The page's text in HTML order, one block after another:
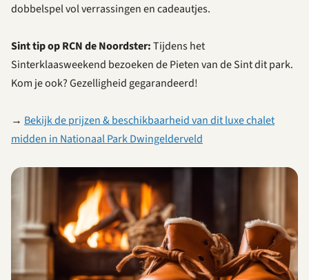
dobbelspel vol verrassingen en cadeautjes.
Sint tip op RCN de Noordster:Tijdens het
Sinterklaasweekend bezoeken de Pieten van de Sint dit park.
Kom je ook? Gezelligheid gegarandeerd!
→ Bekijk de prijzen & beschikbaarheid van dit luxe chalet
midden in Nationaal Park Dwingelderveld